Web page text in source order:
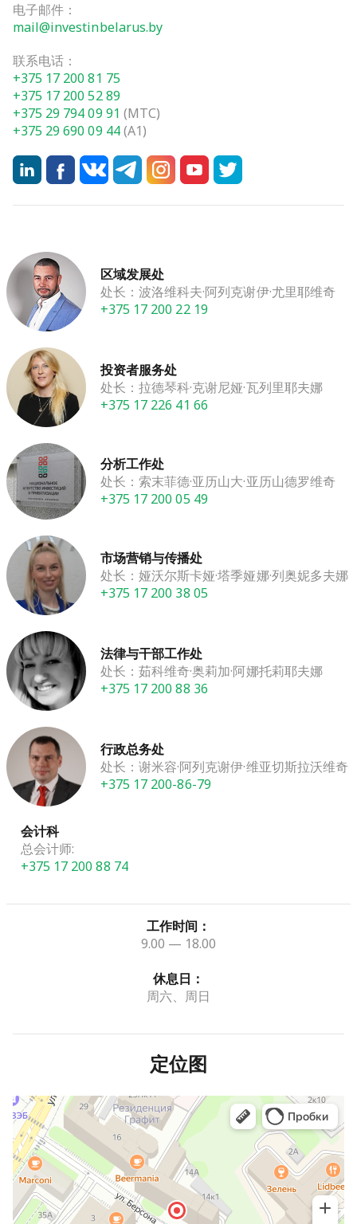
电子邮件：
mail@investinbelarus.by
联系电话：
+375 17 200 81 75
+375 17 200 52 89
+375 29 794 09 91 (МТС)
+375 29 690 09 44(A1)
区域发展处
处长：波洛维科夫·阿列克谢伊·尤里耶维奇
+375 17 200 22 19
投资者服务处
处长：拉德琴科·克谢尼娅·瓦列里耶夫娜
+375 17 226 41 66
分析工作处
处长：索末菲德·亚历山大·亚历山德罗维奇
+375 17 200 05 49
市场营销与传播处
处长：娅沃尔斯卡娅·塔季娅娜·列奥妮多夫娜
+375 17 200 38 05
法律与干部工作处
处长：茹科维奇·奥莉加·阿娜托莉耶夫娜
+375 17 200 88 36
行政总务处
处长：谢米容·阿列克谢伊·维亚切斯拉沃维奇
+375 17 200-86-79
会计科
总会计师:
+375 17 200 88 74
工作时间：
9.00 — 18.00
休息日：
周六、周日
定位图